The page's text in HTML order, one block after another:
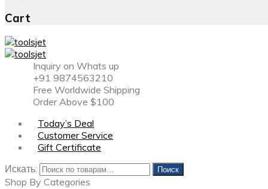
Cart
Inquiry on Whats up
+91 9874563210
Free Worldwide Shipping
Order Above $100
Today’s Deal
Customer Service
Gift Certificate
Искать:
Поиск
Shop By Categories